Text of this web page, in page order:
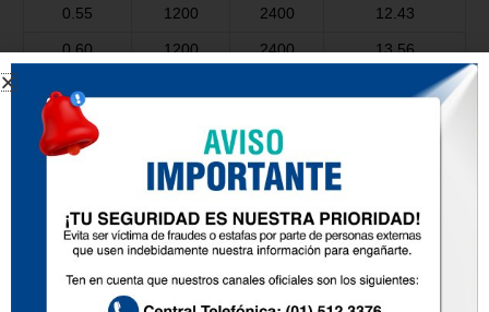
0.55 1200 2400 12.43
0.60 1200 2400 13.56
0.75
0.80 2400
1200 2400
0.90 1200 2400 20.35
2400